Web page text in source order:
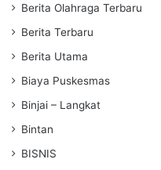
Berita Olahraga Terbaru
Berita Terbaru
Berita Utama
Biaya Puskesmas
Binjai – Langkat
Bintan
BISNIS